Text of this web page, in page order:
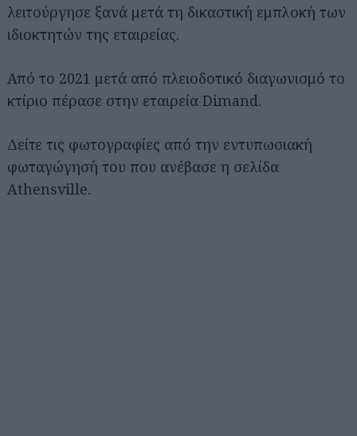
λειτούργησε ξανά μετά τη δικαστική εμπλοκή των
ιδιοκτητών της εταιρείας.
Από το 2021 μετά από πλειοδοτικό διαγωνισμό το
κτίριο πέρασε στην εταιρεία Dimand.
Δείτε τις φωτογραφίες από την εντυπωσιακή
φωταγώγησή του που ανέβασε η σελίδα
Athensville.